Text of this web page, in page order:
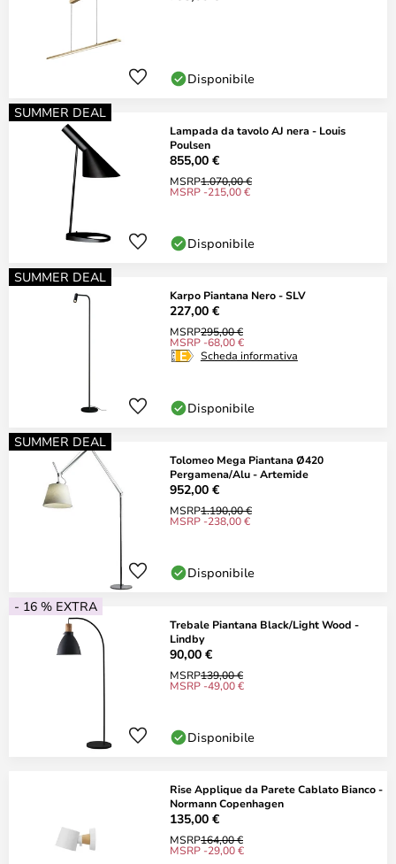
Disponibile
SUMMER DEAL
Lampada da tavolo AJ nera - Louis
Poulsen
855,00 €
MSRP1.070,00 €
MSRP -215,00 €
Disponibile
SUMMER DEAL
Karpo Piantana Nero - SLV
227,00 €
MSRP295,00 €
MSRP -68,00 €
Scheda informativa
Disponibile
SUMMER DEAL
Tolomeo Mega Piantana Ø420
Pergamena/Alu - Artemide
952,00 €
MSRP1.190,00 €
MSRP -238,00 €
Disponibile
- 16 % EXTRA
Trebale Piantana Black/Light Wood -
Lindby
90,00 €
MSRP139,00 €
MSRP -49,00 €
Disponibile
Rise Applique da Parete Cablato Bianco -
Normann Copenhagen
135,00 €
MSRP164,00 €
MSRP -29,00 €